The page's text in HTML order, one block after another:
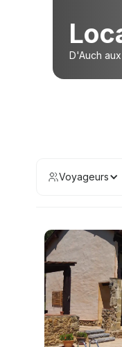
D'Auch
Voyageurs